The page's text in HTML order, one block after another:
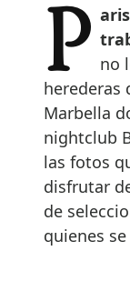
Paris Hilton ha estado no
herederas
Marbella
nightclub
las fotos
disfrutar
de
quienes